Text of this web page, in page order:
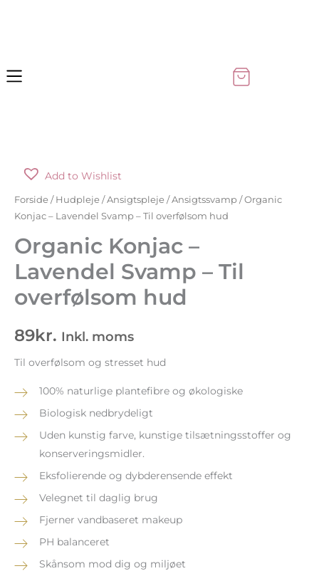
Forside / Hudpleje /Ansigtspleje /Ansigtssvamp / Organic
Konjac – Lavendel Svamp – Til overfølsom hud
Organic Konjac –
Lavendel Svamp – Til
overfølsom hud
89kr. Inkl. moms
Til overfølsom og stresset hud
100% naturlige plantefibre og økologiske
Biologisk nedbrydeligt
Uden kunstig farve, kunstige tilsætningsstoffer og
konserveringsmidler.
Eksfolierende og dybderensende effekt
Velegnet til daglig brug
Fjerner vandbaseret makeup
PH balanceret
Skånsom mod dig og miljøet
Konjac
-
Lavendel
Svamp
-
overfølsom
hud
antal
Add to Wishlist